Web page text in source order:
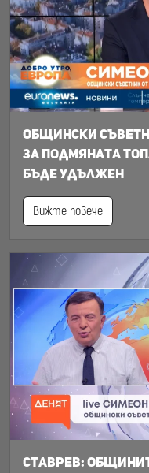
Общински
за подмяната
бъде удължен
Вижте повече
Ставрев: